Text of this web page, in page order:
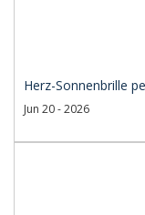
Herz-Sonnenbrille
Jun 20 - 2026